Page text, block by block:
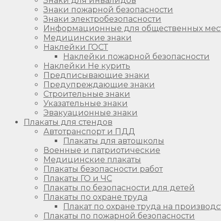
Знаки пожарной безопасности
Знаки электробезопасности
Информационные для общественных
Медицинские знаки
Наклейки ГОСТ
Наклейки пожарной безопасности
Наклейки Не курить
Предписывающие знаки
Предупреждающие знаки
Строительные знаки
Указательные знаки
Эвакуационные знаки
Плакаты для стендов
Автотранспорт и ПДД
Плакаты для автошколы
Военные и патриотические
Медицинские плакаты
Плакаты безопасности работ
Плакаты ГО и ЧС
Плакаты по безопасности для детей
Плакаты по охране труда
Плакат по охране труда на
Плакаты по пожарной безопасности